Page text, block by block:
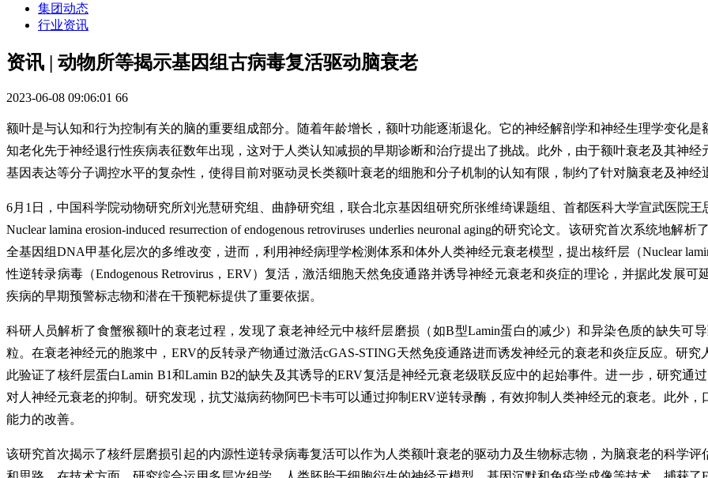
集团动态
行业资讯
资讯 | 动物所等揭示基因组古病毒复活驱动脑衰老
2023-06-08 09:06:01 66
额叶是与认知和行为控制有关的脑的重要组成部分。随着年龄增长，额叶功能逐渐退化。它的神经解剖学和神经生理学变化
知老化先于神经退行性疾病表征数年出现，这对于人类认知减损的早期诊断和治疗提出了挑战。此外，由于额叶衰老及其神
基因表达等分子调控水平的复杂性，使得目前对驱动灵长类额叶衰老的细胞和分子机制的认知有限，制约了针对脑衰老及神经
6月1日，中国科学院动物研究所刘光慧研究组、曲静研究组，联合北京基因组研究所张维绮课题组、首都医科大学宣武医院
Nuclear lamina erosion-induced resurrection of endogenous retroviruses underlies neuronal aging的研究论文。该研究首次系统地
全基因组DNA甲基化层次的多维改变，进而，利用神经病理学检测体系和体外人类神经元衰老模型，提出核纤层（Nuclear
性逆转录病毒（Endogenous Retrovirus，ERV）复活，激活细胞天然免疫通路并诱导神经元衰老和炎症的理论，并据此发展
疾病的早期预警标志物和潜在干预靶标提供了重要依据。
科研人员解析了食蟹猴额叶的衰老过程，发现了衰老神经元中核纤层磨损（如B型Lamin蛋白的减少）和异染色质的缺失可
粒。在衰老神经元的胞浆中，ERV的反转录产物通过激活cGAS-STING天然免疫通路进而诱发神经元的衰老和炎症反应。研
此验证了核纤层蛋白Lamin B1和Lamin B2的缺失及其诱导的ERV复活是神经元衰老级联反应中的起始事件。进一步，研究通
对人神经元衰老的抑制。研究发现，抗艾滋病药物阿巴卡韦可以通过抑制ERV逆转录酶，有效抑制人类神经元的衰老。此外
能力的改善。
该研究首次揭示了核纤层磨损引起的内源性逆转录病毒复活可以作为人类额叶衰老的驱动力及生物标志物，为脑衰老的科学